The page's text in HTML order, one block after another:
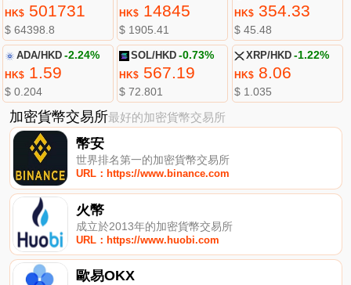
HK$501731
$ 64398.8
HK$ 14845
$ 1905.41
HK$354.33
$ 45.48
ADA/HKD -2.24%
HK$1.59
$ 0.204
SOL/HKD -0.73%
HK$ 567.19
$ 72.801
XRP/HKD -1.22%
HK$8.06
$ 1.035
加密貨幣交易所最好的加密貨幣交易所
幣安
世界排名第一的加密貨幣交易所
URL：https://www.binance.com
火幣
成立於2013年的加密貨幣交易所
URL：https://www.huobi.com
歐易OKX